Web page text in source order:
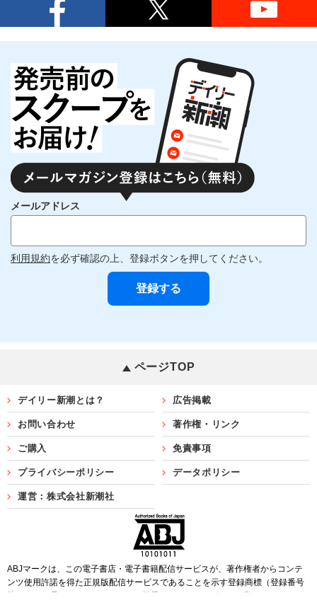
メールアドレス
利用規約を必ず確認の上、登録ボタンを押してください。
ページTOP
デイリー新潮とは？ 広告掲載
お問い合わせ 著作権・リンク
ご購入 免責事項
プライバシーポリシー データポリシー
運営：株式会社新潮社
ABJマークは、この電子書店・電子書籍配信サービスが、著作権者からコンテ
ンツ使用許諾を得た正規版配信サービスであることを示す登録商標（登録番号
第6091713号）です。ABJマークを掲示しているサービスの一覧は